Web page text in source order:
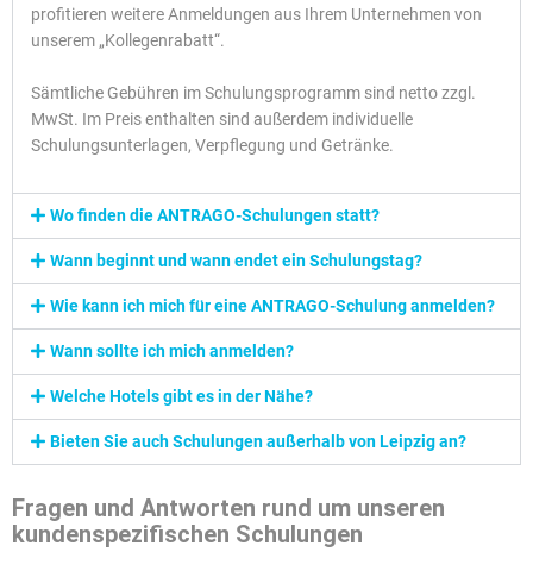
profitieren weitere Anmeldungen aus Ihrem Unternehmen von
unserem „Kollegenrabatt“.
Sämtliche Gebühren im Schulungsprogramm sind netto zzgl.
MwSt. Im Preis enthalten sind außerdem individuelle
Schulungsunterlagen, Verpflegung und Getränke.
Wo finden die ANTRAGO-Schulungen statt?
Wann beginnt und wann endet ein Schulungstag?
Wie kann ich mich für eine ANTRAGO-Schulung anmelden?
Wann sollte ich mich anmelden?
Welche Hotels gibt es in der Nähe?
Bieten Sie auch Schulungen außerhalb von Leipzig an?
Fragen und Antworten rund um unseren
kundenspezifischen Schulungen